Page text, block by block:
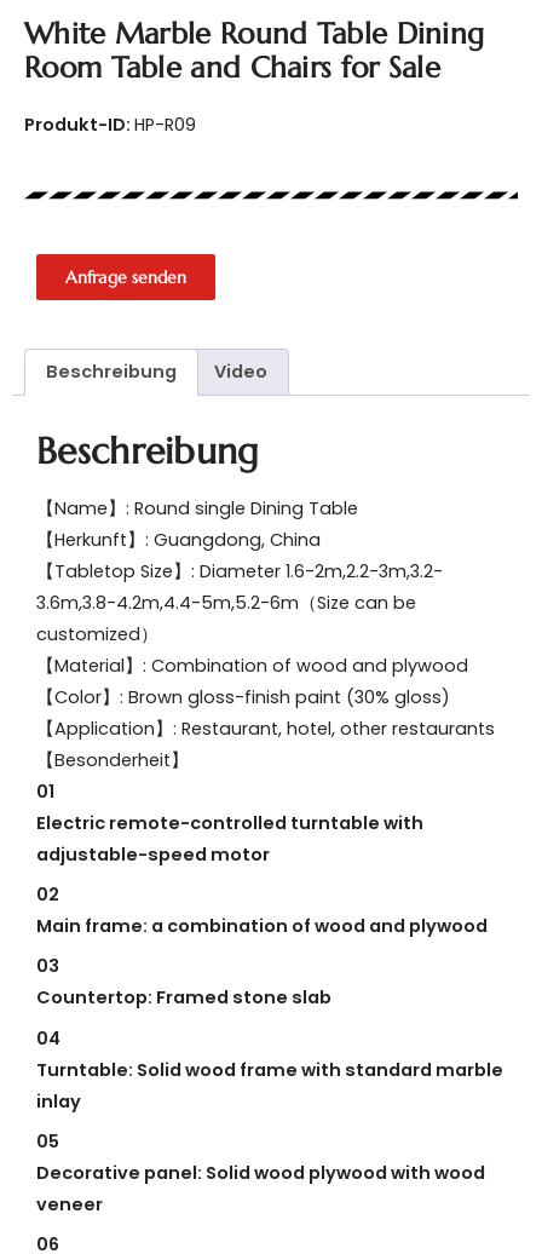
White Marble Round Table Dining
Room Table and Chairs for Sale
Produkt-ID: HP-R09
Anfrage senden
Beschreibung Video
Beschreibung
【Name】: Round single Dining Table
【Herkunft】: Guangdong, China
【Tabletop Size】: Diameter 1.6-2m,2.2-3m,3.2-
3.6m,3.8-4.2m,4.4-5m,5.2-6m（Size can be
customized）
【Material】: Combination of wood and plywood
【Color】: Brown gloss-finish paint (30% gloss)
【Application】: Restaurant, hotel, other restaurants
【Besonderheit】
01
Electric remote-controlled turntable with
adjustable-speed motor
02
Main frame: a combination of wood and plywood
03
Countertop: Framed stone slab
04
Turntable: Solid wood frame with standard marble
inlay
05
Decorative panel: Solid wood plywood with wood
veneer
06